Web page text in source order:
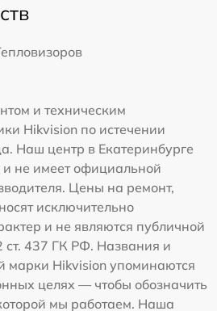
и техническим
Hikvision по истечении
Наш центр в Екатеринбурге
и не имеет официальной
Цены на ремонт,
исключительно
и не являются публичной
ст. 437 ГК РФ. Названия и
марки Hikvision упоминаются
целях — чтобы обозначить
мы работаем. Наша